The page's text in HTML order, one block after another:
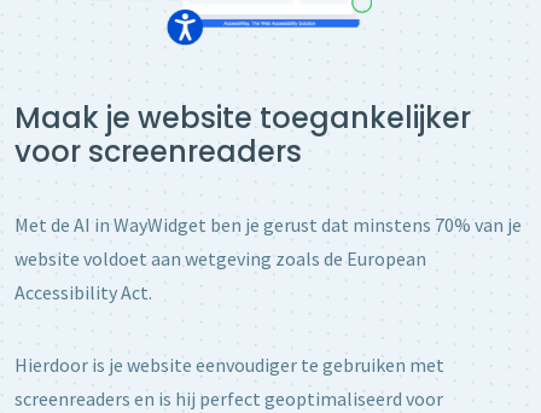
Maak je website toegankelijker
voor screenreaders
Met de AI in WayWidget ben je gerust dat minstens 70% van je
website voldoet aan wetgeving zoals de European
Accessibility Act.
Hierdoor is je website eenvoudiger te gebruiken met
screenreaders en is hij perfect geoptimaliseerd voor